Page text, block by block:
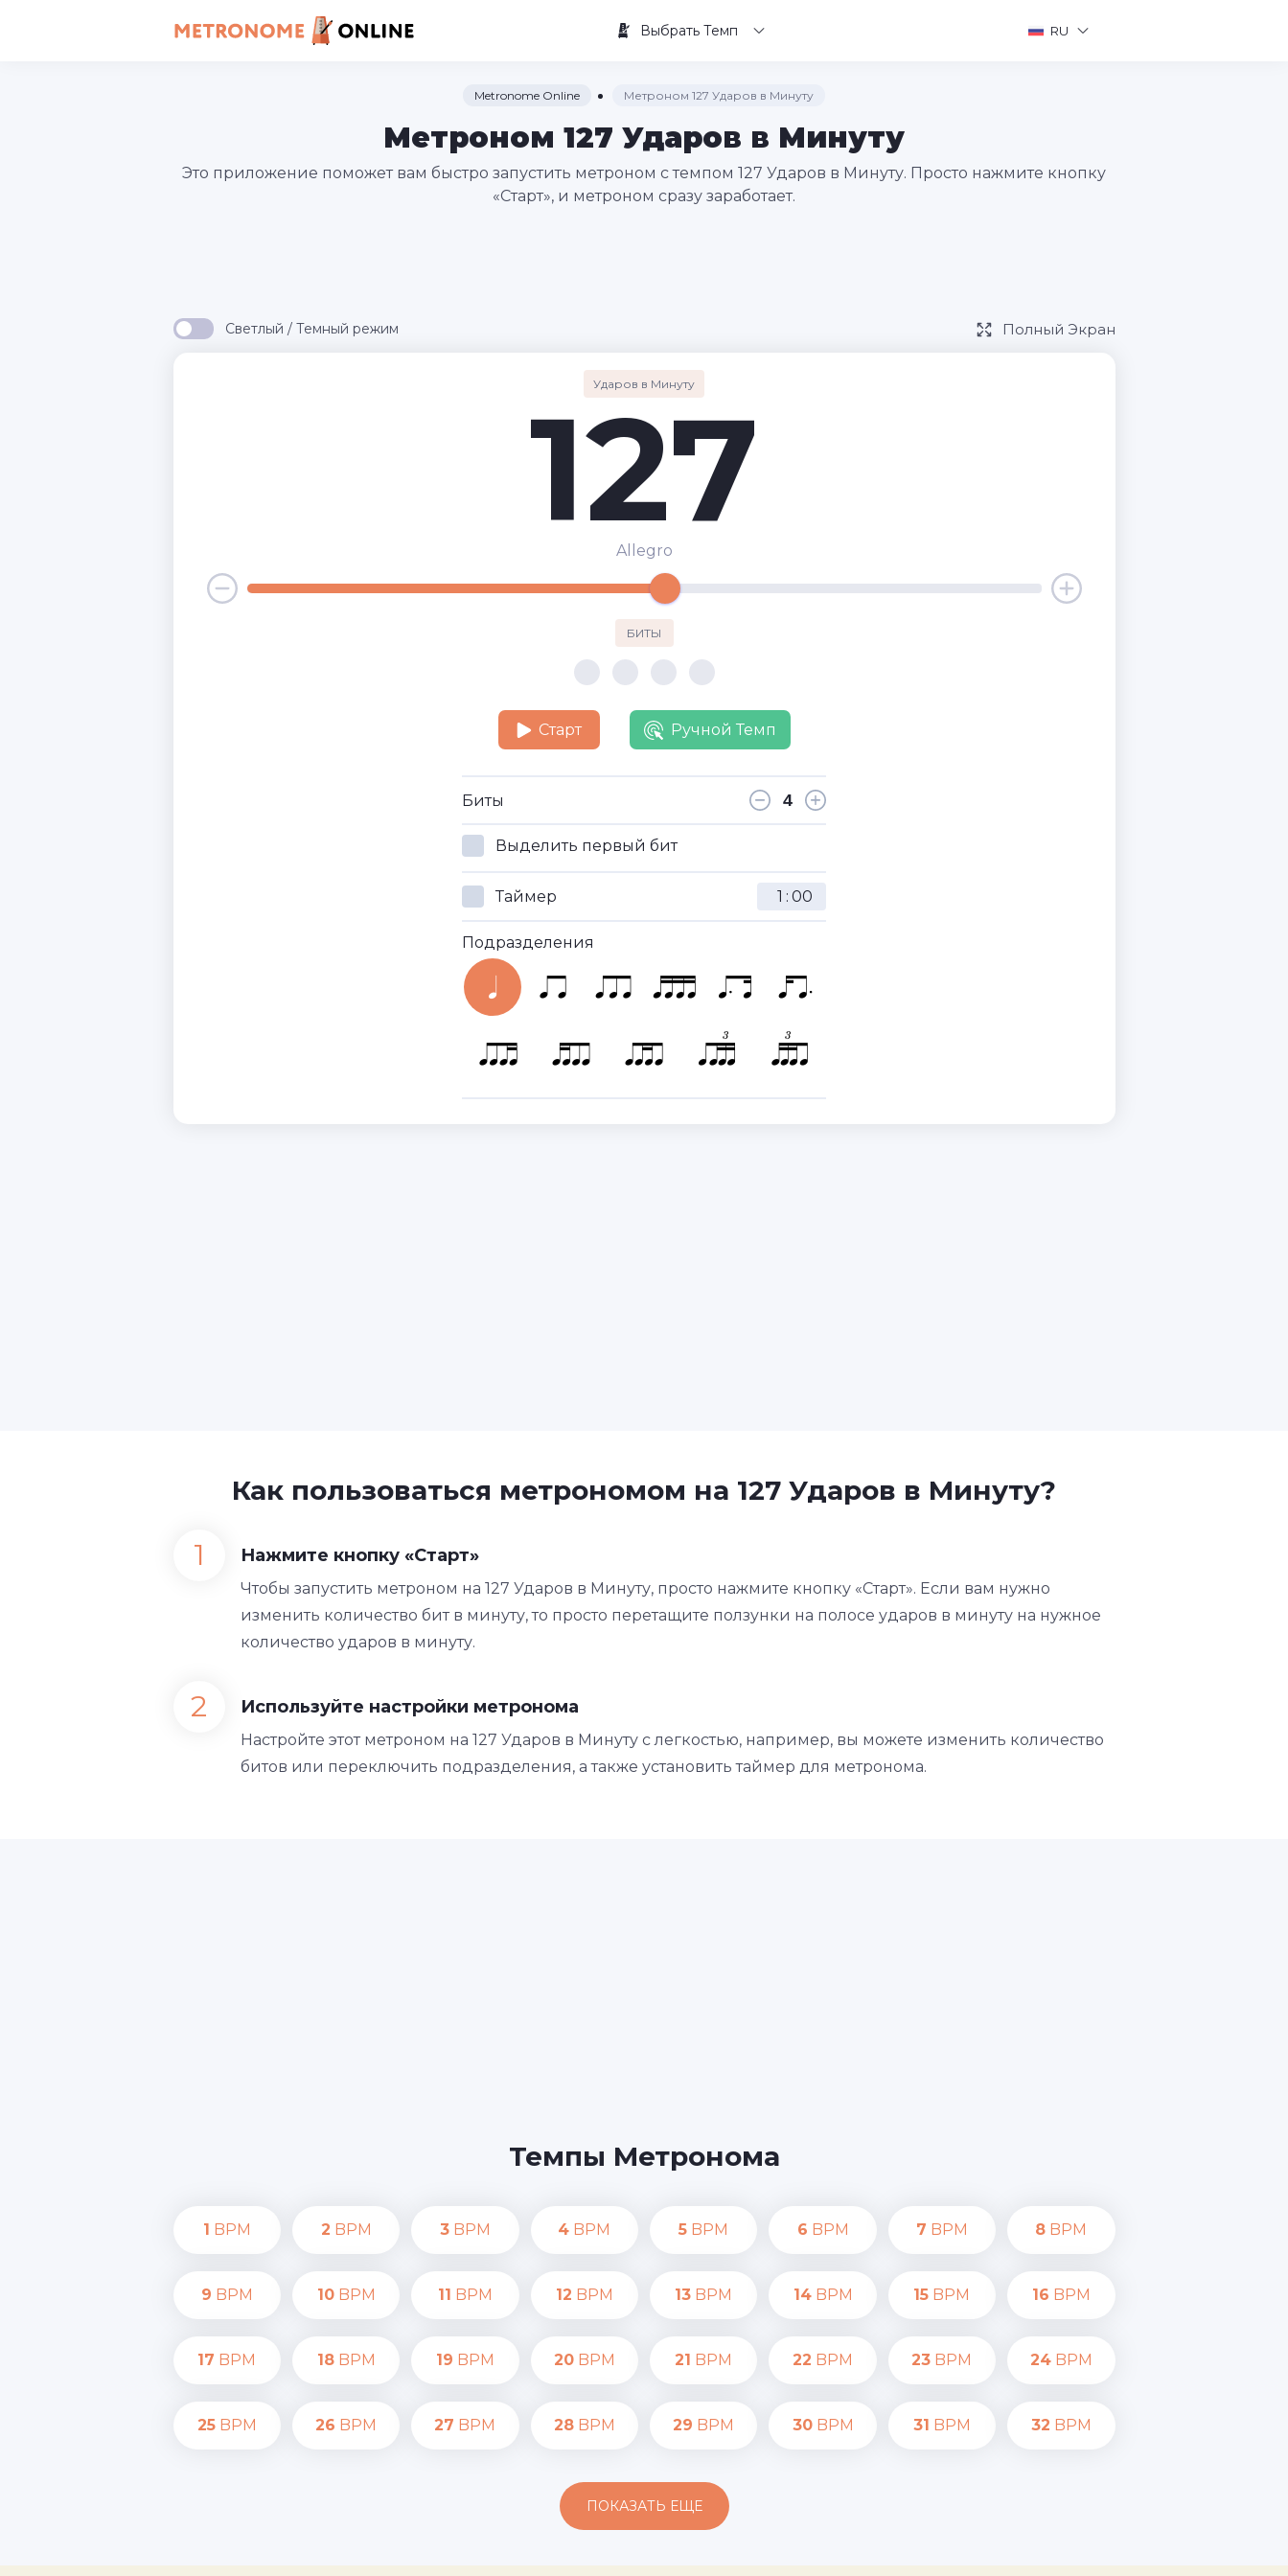
Выбрать Темп RU
Metronome Online Метроном 127 Ударов в Минуту
Метроном 127 Ударов в Минуту
Это приложение поможет вам быстро запустить метроном с темпом 127 Ударов в Минуту. Просто нажмите кнопку
«Старт», и метроном сразу заработает.
Светлый / Темный режим Полный Экран
Ударов в Минуту
127
Allegro
БИТЫ
Старт Ручной Темп
Биты
Выделить первый бит
Таймер :
Подразделения
Как пользоваться метрономом на 127 Ударов в Минуту?
Нажмите кнопку «Старт»
Чтобы запустить метроном на 127 Ударов в Минуту, просто нажмите кнопку «Старт». Если вам нужно
изменить количество бит в минуту, то просто перетащите ползунки на полосе ударов в минуту на нужное
количество ударов в минуту.
Используйте настройки метронома
Настройте этот метроном на 127 Ударов в Минуту с легкостью, например, вы можете изменить количество
битов или переключить подразделения, а также установить таймер для метронома.
Темпы Метронома
1 BPM 2 BPM 3BPM 4 BPM 5 BPM 6 BPM 7 BPM 8 BPM
9 BPM 10BPM 11 BPM 12 BPM 13 BPM 14BPM 15 BPM 16 BPM
17 BPM 18BPM 19 BPM 20BPM 21 BPM 22 BPM 23 BPM 24BPM
25BPM 26 BPM 27 BPM 28BPM 29 BPM 30BPM 31 BPM 32 BPM
ПОКАЗАТЬ ЕЩЕ